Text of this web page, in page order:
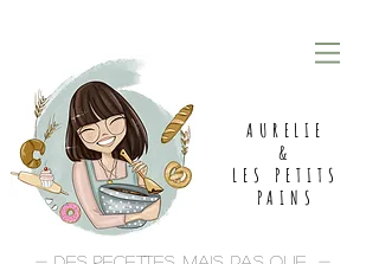
AURELIE
&
LES PETITS
PAINS
- Des recettes, mais pas que... -